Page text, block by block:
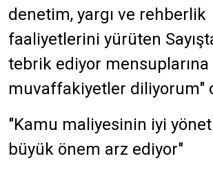
denetim, yargı ve rehberlik
faaliyetlerini yürüten
tebrik ediyor
muvaffakiyetler diliyorum"
"Kamu maliyesinin iyi
büyük önem arz ediyor"